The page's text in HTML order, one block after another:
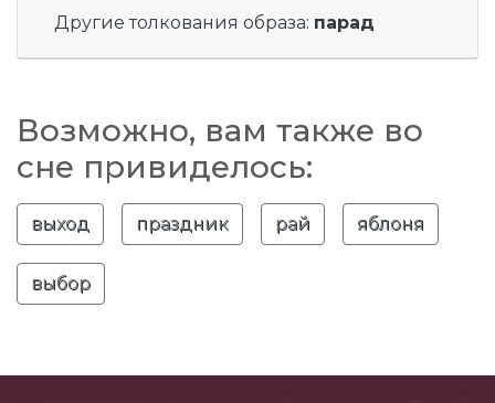
Другие толкования образа: парад
Возможно, вам также во
сне привиделось:
выход праздник рай яблоня
выбор